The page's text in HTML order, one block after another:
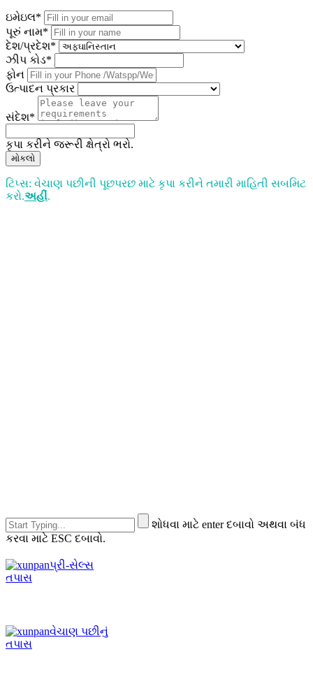
ઇમેઇલ*
પૂરું નામ*
દેશ/પ્રદેશ*
ઝીપ કોડ*
ફોન
ઉત્પાદન પ્રકાર
સંદેશ*
કૃપા કરીને જરૂરી ક્ષેત્રો ભરો.
મોકલો
ટિપ્સ: વેચાણ પછીની પૂછપરછ માટે કૃપા કરીને તમારી માહિતી સબમિટ
કરો.અહીં.
શોધવા માટે enter દબાવો અથવા બંધ
કરવા માટે ESC દબાવો.
પ્રી-સેલ્સ
તપાસ
વેચાણ પછીનું
તપાસ